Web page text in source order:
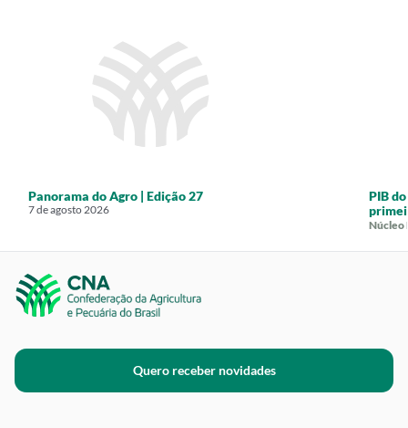
Panorama do Agro | Edição 27
7 de agosto 2026
PIB
Núcleo
Quero receber novidades